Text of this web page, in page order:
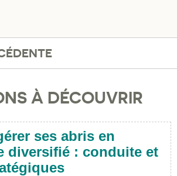
À DÉCOUVRIR
ses abris en
diversifié : conduite et